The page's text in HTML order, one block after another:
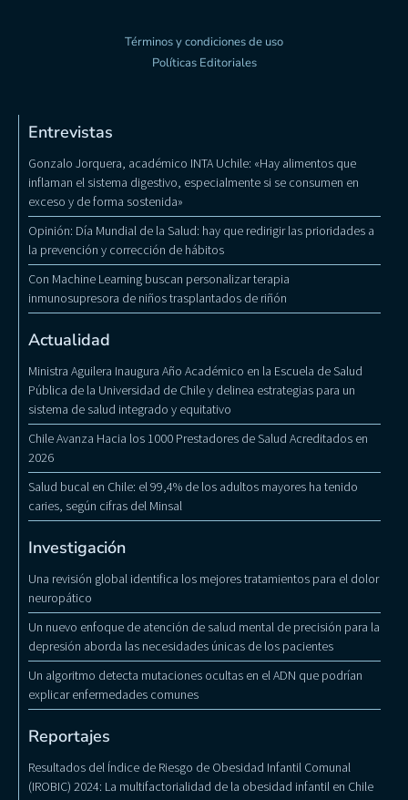
Términos y condiciones de uso
Políticas Editoriales
Entrevistas
Gonzalo Jorquera, académico INTA Uchile: «Hay alimentos que
inflaman el sistema digestivo, especialmente si se consumen en
exceso y de forma sostenida»
Opinión: Día Mundial de la Salud: hay que redirigir las prioridades a
la prevención y corrección de hábitos
Con Machine Learning buscan personalizar terapia
inmunosupresora de niños trasplantados de riñón
Actualidad
Ministra Aguilera Inaugura Año Académico en la Escuela de Salud
Pública de la Universidad de Chile y delinea estrategias para un
sistema de salud integrado y equitativo
Chile Avanza Hacia los 1000 Prestadores de Salud Acreditados en
2026
Salud bucal en Chile: el 99,4% de los adultos mayores ha tenido
caries, según cifras del Minsal
Investigación
Una revisión global identifica los mejores tratamientos para el dolor
neuropático
Un nuevo enfoque de atención de salud mental de precisión para la
depresión aborda las necesidades únicas de los pacientes
Un algoritmo detecta mutaciones ocultas en el ADN que podrían
explicar enfermedades comunes
Reportajes
Resultados del Índice de Riesgo de Obesidad Infantil Comunal
(IROBIC) 2024: La multifactorialidad de la obesidad infantil en Chile